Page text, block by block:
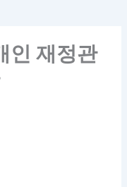
인 재정관